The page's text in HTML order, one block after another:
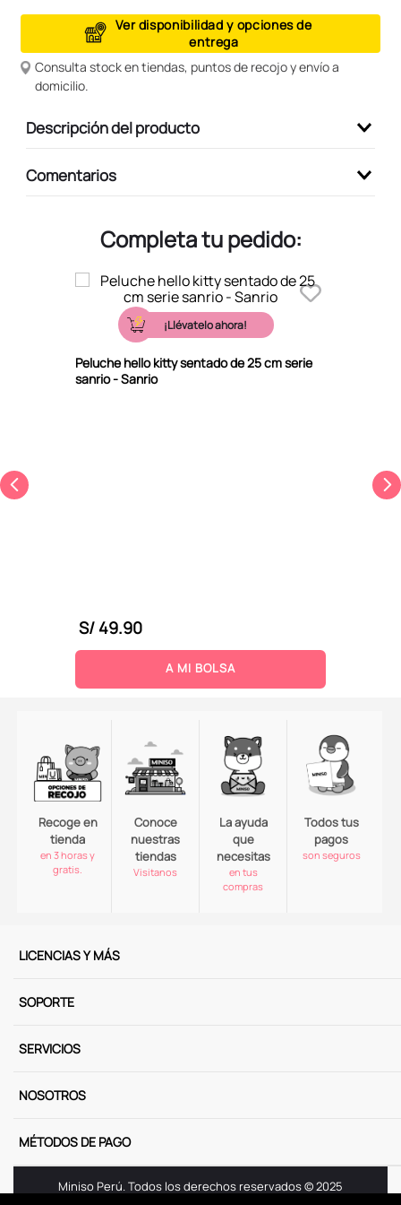
Ver disponibilidad y opciones de
entrega
Consulta stock en tiendas, puntos de recojo y envío a
domicilio.
Descripción del producto
Comentarios
Completa tu pedido:
¡Llévatelo ahora!
Peluche hello kitty sentado de 25 cm serie
sanrio - Sanrio
S/49.90
A MI BOLSA
Recoge en
tienda
en 3 horas y
gratis.
Conoce
nuestras
tiendas
Visitanos
La ayuda
que
necesitas
en tus
compras
Todos tus
pagos
son seguros
LICENCIAS Y MÁS
SOPORTE
SERVICIOS
NOSOTROS
MÉTODOS DE PAGO
Miniso Perú. Todos los derechos reservados © 2025
9.
peluche
10. kuromi